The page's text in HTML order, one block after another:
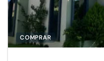
COMPRAR